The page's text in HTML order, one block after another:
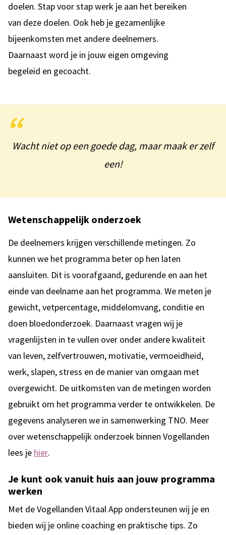
doelen. Stap voor stap werk je aan het bereiken
van deze doelen. Ook heb je gezamenlijke
bijeenkomsten met andere deelnemers.
Daarnaast word je in jouw eigen omgeving
begeleid en gecoacht.
Wacht niet op een goede dag, maar maak er zelf
een!
Wetenschappelijk onderzoek
De deelnemers krijgen verschillende metingen. Zo
kunnen we het programma beter op hen laten
aansluiten. Dit is voorafgaand, gedurende en aan het
einde van deelname aan het programma. We meten je
gewicht, vetpercentage, middelomvang, conditie en
doen bloedonderzoek. Daarnaast vragen wij je
vragenlijsten in te vullen over onder andere kwaliteit
van leven, zelfvertrouwen, motivatie, vermoeidheid,
werk, slapen, stress en de manier van omgaan met
overgewicht. De uitkomsten van de metingen worden
gebruikt om het programma verder te ontwikkelen. De
gegevens analyseren we in samenwerking TNO. Meer
over wetenschappelijk onderzoek binnen Vogellanden
lees je hier.
Je kunt ook vanuit huis aan jouw programma
werken
Met de Vogellanden Vitaal App ondersteunen wij je en
bieden wij je online coaching en praktische tips. Zo